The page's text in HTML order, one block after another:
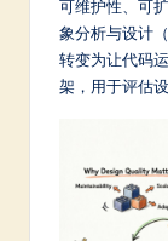
m
p
可维护性、可
象分析与设计
转变为让代码
架，用于评估